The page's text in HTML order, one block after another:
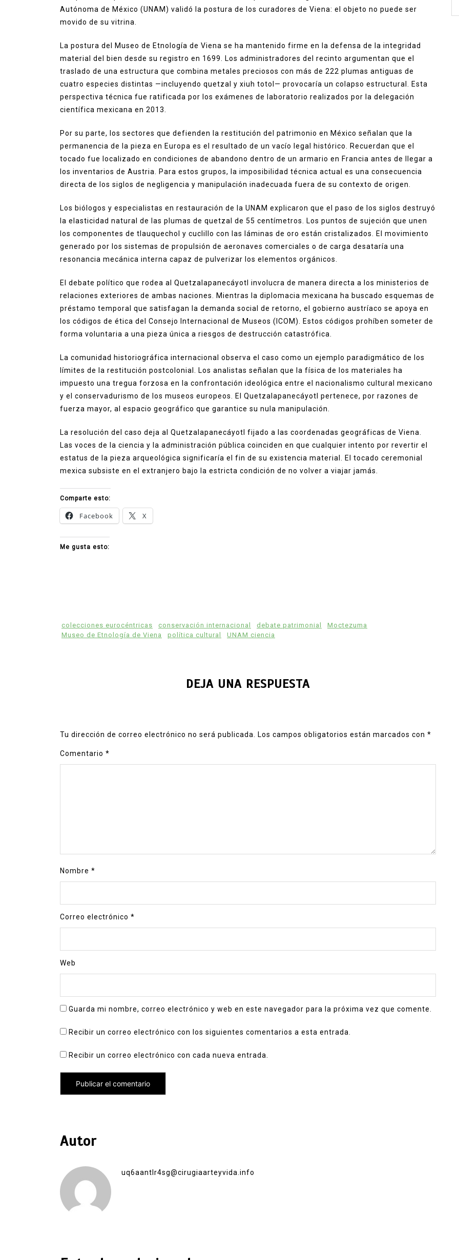
Autónoma de México (UNAM) validó la postura de los curadores de Viena: el objeto no puede ser
movido de su vitrina.
La postura del Museo de Etnología de Viena se ha mantenido firme en la defensa de la integridad
material del bien desde su registro en 1699. Los administradores del recinto argumentan que el
traslado de una estructura que combina metales preciosos con más de 222 plumas antiguas de
cuatro especies distintas —incluyendo quetzal y xiuh totol— provocaría un colapso estructural. Esta
perspectiva técnica fue ratificada por los exámenes de laboratorio realizados por la delegación
científica mexicana en 2013.
Por su parte, los sectores que defienden la restitución del patrimonio en México señalan que la
permanencia de la pieza en Europa es el resultado de un vacío legal histórico. Recuerdan que el
tocado fue localizado en condiciones de abandono dentro de un armario en Francia antes de llegar a
los inventarios de Austria. Para estos grupos, la imposibilidad técnica actual es una consecuencia
directa de los siglos de negligencia y manipulación inadecuada fuera de su contexto de origen.
Los biólogos y especialistas en restauración de la UNAM explicaron que el paso de los siglos destruyó
la elasticidad natural de las plumas de quetzal de 55 centímetros. Los puntos de sujeción que unen
los componentes de tlauquechol y cuclillo con las láminas de oro están cristalizados. El movimiento
generado por los sistemas de propulsión de aeronaves comerciales o de carga desataría una
resonancia mecánica interna capaz de pulverizar los elementos orgánicos.
El debate político que rodea al Quetzalapanecáyotl involucra de manera directa a los ministerios de
relaciones exteriores de ambas naciones. Mientras la diplomacia mexicana ha buscado esquemas de
préstamo temporal que satisfagan la demanda social de retorno, el gobierno austríaco se apoya en
los códigos de ética del Consejo Internacional de Museos (ICOM). Estos códigos prohíben someter de
forma voluntaria a una pieza única a riesgos de destrucción catastrófica.
La comunidad historiográfica internacional observa el caso como un ejemplo paradigmático de los
límites de la restitución postcolonial. Los analistas señalan que la física de los materiales ha
impuesto una tregua forzosa en la confrontación ideológica entre el nacionalismo cultural mexicano
y el conservadurismo de los museos europeos. El Quetzalapanecáyotl pertenece, por razones de
fuerza mayor, al espacio geográfico que garantice su nula manipulación.
La resolución del caso deja al Quetzalapanecáyotl fijado a las coordenadas geográficas de Viena.
Las voces de la ciencia y la administración pública coinciden en que cualquier intento por revertir el
estatus de la pieza arqueológica significaría el fin de su existencia material. El tocado ceremonial
mexica subsiste en el extranjero bajo la estricta condición de no volver a viajar jamás.
Comparte esto:
Facebook X
Me gusta esto:
colecciones eurocéntricas conservación internacional debate patrimonial
Moctezuma
Museo de Etnología de Viena
política cultural UNAM ciencia
DEJA UNA RESPUESTA
Tu dirección de correo electrónico no será publicada. Los campos obligatorios están marcados con *
Comentario *
Nombre *
Correo electrónico *
Web
Guarda mi nombre, correo electrónico y web en este navegador para la próxima vez que comente.
Recibir un correo electrónico con los siguientes comentarios a esta entrada.
Recibir un correo electrónico con cada nueva entrada.
Autor
uq6aantlr4sg@cirugiaarteyvida.info